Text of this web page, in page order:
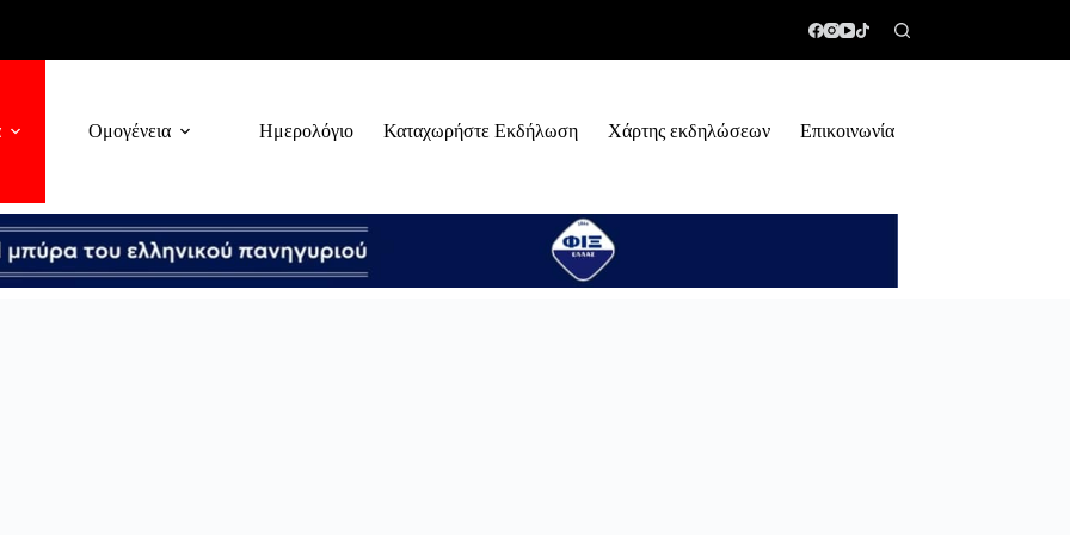
Ομογένεια Ημερολόγιο Καταχωρήστε Εκδήλωση Χάρτης εκδηλώσεων Επικοινωνία